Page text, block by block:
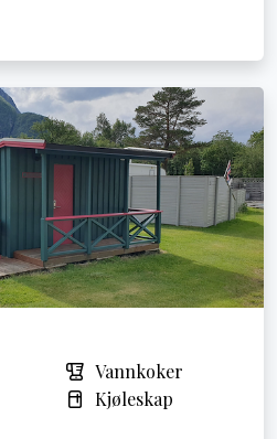
Vannkoker
Kjøleskap